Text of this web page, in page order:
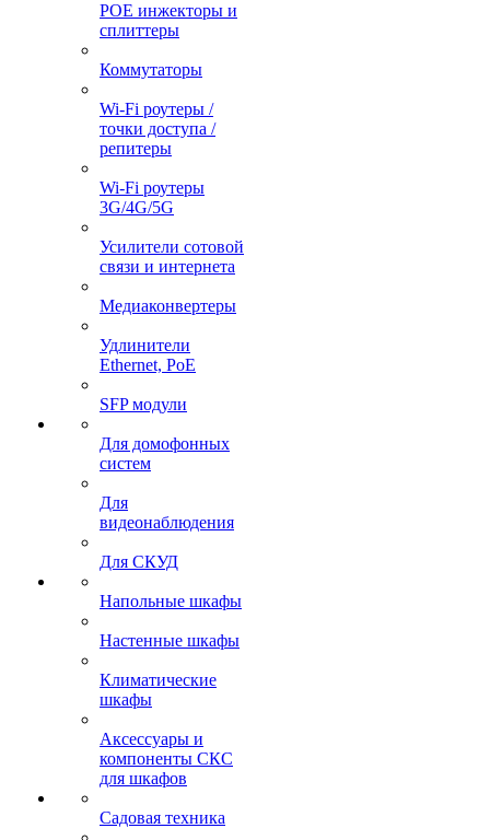
POE инжекторы и
сплиттеры
Коммутаторы
Wi-Fi роутеры /
точки доступа /
репитеры
Wi-Fi роутеры
3G/4G/5G
Усилители сотовой
связи и интернета
Медиаконвертеры
Удлинители
Ethernet, PoE
SFP модули
Для домофонных
систем
Для
видеонаблюдения
Для СКУД
Напольные шкафы
Настенные шкафы
Климатические
шкафы
Аксессуары и
компоненты СКС
для шкафов
Садовая техника